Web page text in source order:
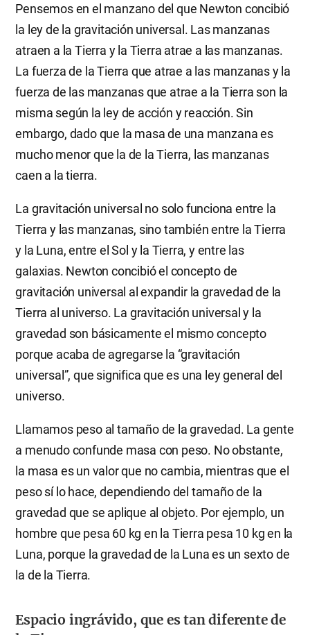
Pensemos en el manzano del que Newton concibió
la ley de la gravitación universal. Las manzanas
atraen a la Tierra y la Tierra atrae a las manzanas.
La fuerza de la Tierra que atrae a las manzanas y la
fuerza de las manzanas que atrae a la Tierra son la
misma según la ley de acción y reacción. Sin
embargo, dado que la masa de una manzana es
mucho menor que la de la Tierra, las manzanas
caen a la tierra.
La gravitación universal no solo funciona entre la
Tierra y las manzanas, sino también entre la Tierra
y la Luna, entre el Sol y la Tierra, y entre las
galaxias. Newton concibió el concepto de
gravitación universal al expandir la gravedad de la
Tierra al universo. La gravitación universal y la
gravedad son básicamente el mismo concepto
porque acaba de agregarse la “gravitación
universal”, que significa que es una ley general del
universo.
Llamamos peso al tamaño de la gravedad. La gente
a menudo confunde masa con peso. No obstante,
la masa es un valor que no cambia, mientras que el
peso sí lo hace, dependiendo del tamaño de la
gravedad que se aplique al objeto. Por ejemplo, un
hombre que pesa 60 kg en la Tierra pesa 10 kg en la
Luna, porque la gravedad de la Luna es un sexto de
la de la Tierra.
Espacio ingrávido, que es tan diferente de